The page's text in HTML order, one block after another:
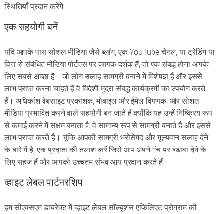
स्थितियाँ प्रदान करेंगे।
एक सहयोगी बनें
यदि आपके पास सोशल मीडिया जैसे ब्लॉग, एक YouTube चैनल, या ट्रेडिंग या
वित्त से संबंधित मीडिया पोर्टल्स पर व्यापक दर्शक हैं, तो एक संबद्ध होना आपके
लिए सबसे अच्छा है। जो लोग सलाह सामग्री बनाने में विशेषज्ञ हैं और इससे
लाभ प्राप्त करना चाहते हैं वे विदेशी मुद्रा संबद्ध कार्यक्रमों का उपयोग करते
हैं। अधिकांश वेबसाइट प्रकाशक, मोबाइल और ईमेल विपणक, और सोशल
मीडिया प्रभावित करने वाले सहयोगी बन जाते हैं क्योंकि यह उन्हें निष्क्रिय रूप
से कमाई करने में सक्षम बनाता है: वे सामान्य रूप से सामग्री बनाते हैं और इससे
लाभ प्राप्त करते हैं। चूंकि आपकी सामग्री भरोसेमंद और मूल्यवान सलाह देने
के बारे में है, एक प्रदाता की तलाश करें जिसे आप अपने मंच पर बढ़ावा देने के
लिए सहज हैं और आपको उच्चतम संभव आय प्रदान करते हैं।
व्हाइट लेबल पार्टनरशिप
हम सीएक्सएम डायरेक्ट में व्हाइट लेबल सॉल्यूशंस एफिलिएट प्रोग्राम की